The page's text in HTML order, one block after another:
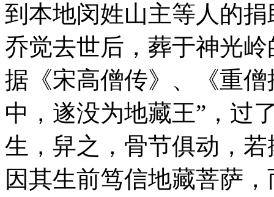
到本地闵姓山主等人的
乔觉去世后，葬于神光
据《宋高僧传》、《重
中，遂没为地藏王”，过
生，舁之，骨节俱动，
因其生前笃信地藏菩萨